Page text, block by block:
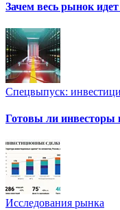
Зачем весь рынок
Спецвыпуск:
Готовы ли инвесторы
Исследования рынка